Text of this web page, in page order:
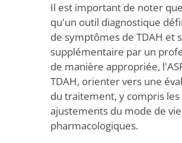
Il est important de noter
qu'un outil diagnostique
de symptômes de TDAH et
supplémentaire par un
de manière appropriée,
TDAH, orienter vers une
du traitement, y compris
ajustements du mode de
pharmacologiques.